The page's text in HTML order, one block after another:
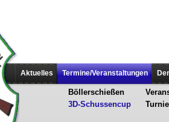
Aktuelles Termine/Veranstaltungen
Böllerschießen
3D-Schussencup